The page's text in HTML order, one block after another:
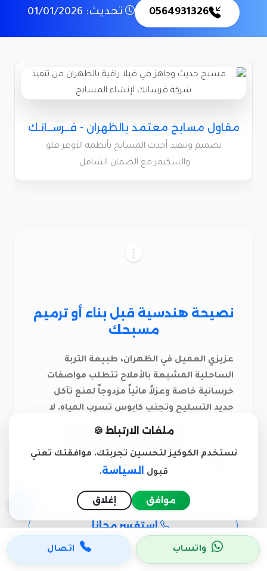
0564931326 تحديث: 01/01/2026
مقاول مسابح معتمد بالظهران - فــرســانـك
تصميم وتنفيذ أحدث المسابح بأنظمة الأوفر فلو
والسكيمر مع الضمان الشامل.
نصيحة هندسية قبل بناء أو ترميم
مسبحك
عزيزي العميل في الظهران، طبيعة التربة
الساحلية المشبعة بالأملاح تتطلب مواصفات
خرسانية خاصة وعزلاً مائياً مزدوجاً لمنع تآكل
حديد التسليح وتجنب كابوس تسرب المياه. لا
تعتمد على العمالة العشوائية غير المؤهلة؛ في
مسبحاً يدوم طويلاً بلا مشاكل أو فواتير مياه
استفسر مجاناً
واتساب اتصال
ملفات الارتباط 🍪
نستخدم الكوكيز لتحسين تجربتك. موافقتك تعني
قبول
السياسة.
موافق إغلاق